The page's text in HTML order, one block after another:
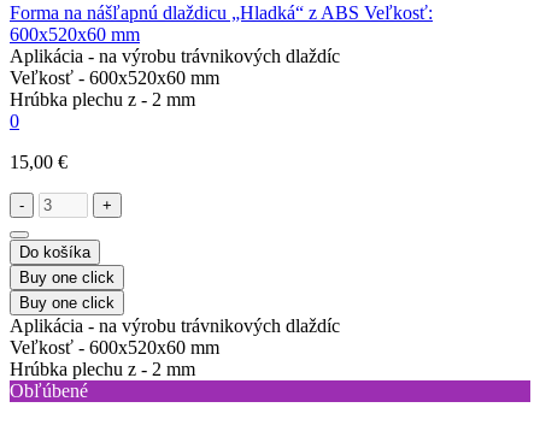
Forma na nášľapnú dlaždicu „Hladká“ z ABS Veľkosť:
600x520x60 mm
Aplikácia - na výrobu trávnikových dlaždíc
Veľkosť - 600х520х60 mm
Hrúbka plechu z - 2 mm
0
15,00 €
- +
Do košíka
Buy one click
Buy one click
Aplikácia - na výrobu trávnikových dlaždíc
Veľkosť - 600х520х60 mm
Hrúbka plechu z - 2 mm
Obľúbené